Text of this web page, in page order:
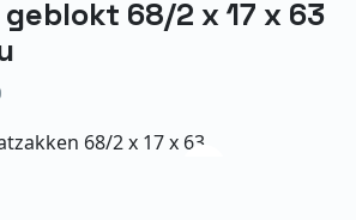
68/2 x 17 x 63